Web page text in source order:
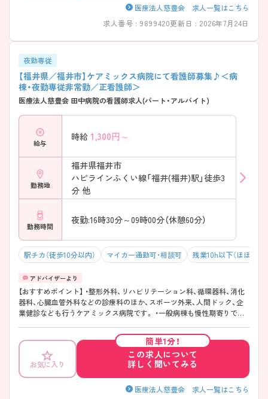
医療法人慈豊会 求人一覧はこちら
求人番号 : 9899420更新日 : 2026年7月24日
夜勤専従
【福井県／福井市】ケアミックス病院にて看護師募集♪＜病
棟・夜勤専従非常勤／正看護師＞
医療法人慈豊会 田中病院の看護師求人(パート・アルバイト)
給与
時給 1,300円～
勤務地
福井県福井市
ハピラインふくい線「福井(福井)駅」徒歩3
分 他
勤務時間
夜勤:16時30分～09時00分（休憩60分）
駅チカ（徒歩10分以内） マイカー通勤可・相談可 残業10h以下（ほぼなし）
【おすすめポイント】 ・整形外科、リハビリテーション科、循環器科、消化
器科、心臓血管外科などの診療科のほか、スポーツ外来、人間ドック、企
業健診なども行うケアミックス病院です。 ・一般病棟も慢性期寄りです
に良く、マイカーでの通勤も可能なので通勤に負担がかからず通いやす
い環境です。 少しでも気になられる場合はお気軽にご相談ください。面
接対策などより詳しい情報をお伝えいたします！
お気に入り
簡単1分！
この求人について
詳しく聞いてみる
医療法人慈豊会 求人一覧はこちら